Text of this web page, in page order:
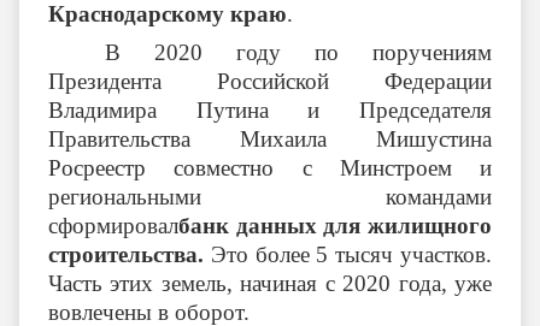
Краснодарскому краю.
В 2020 году по поручениям
Президента Российской Федерации
Владимира Путина и Председателя
Правительства Михаила Мишустина
Росреестр совместно с Минстроем и
региональными командами
сформировалбанк данных для жилищного
строительства. Это более 5 тысяч участков.
Часть этих земель, начиная с 2020 года, уже
вовлечены в оборот.